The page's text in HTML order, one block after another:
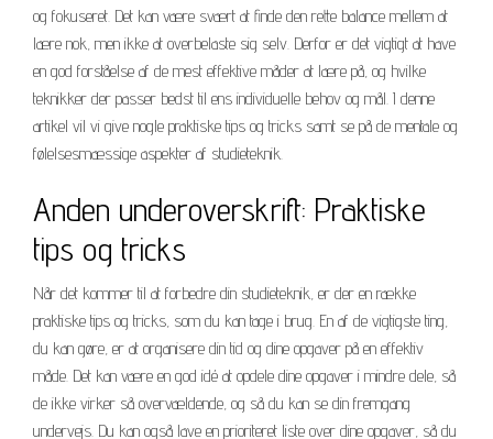
og fokuseret. Det kan være svært at finde den rette balance mellem at
lære nok, men ikke at overbelaste sig selv. Derfor er det vigtigt at have
en god forståelse af de mest effektive måder at lære på, og hvilke
teknikker der passer bedst til ens individuelle behov og mål. I denne
artikel vil vi give nogle praktiske tips og tricks samt se på de mentale og
følelsesmæssige aspekter af studieteknik.
Anden underoverskrift: Praktiske
tips og tricks
Når det kommer til at forbedre din studieteknik, er der en række
praktiske tips og tricks, som du kan tage i brug. En af de vigtigste ting,
du kan gøre, er at organisere din tid og dine opgaver på en effektiv
måde. Det kan være en god idé at opdele dine opgaver i mindre dele, så
de ikke virker så overvældende, og så du kan se din fremgang
undervejs. Du kan også lave en prioriteret liste over dine opgaver, så du